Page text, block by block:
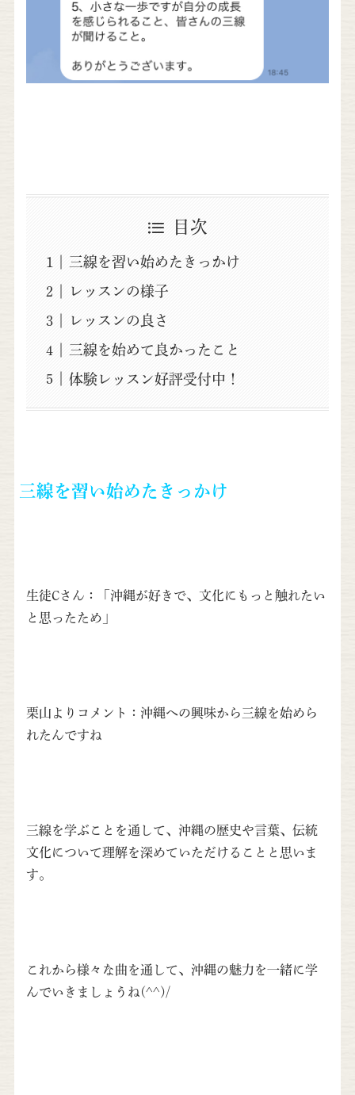
目次
三線を習い始めたきっかけ
レッスンの様子
レッスンの良さ
三線を始めて良かったこと
体験レッスン好評受付中！
三線を習い始めたきっかけ
生徒Cさん：「沖縄が好きで、文化にもっと触れたい
と思ったため」
栗山よりコメント：沖縄への興味から三線を始めら
れたんですね
三線を学ぶことを通して、沖縄の歴史や言葉、伝統
文化について理解を深めていただけることと思いま
す。
これから様々な曲を通して、沖縄の魅力を一緒に学
んでいきましょうね(^^)/